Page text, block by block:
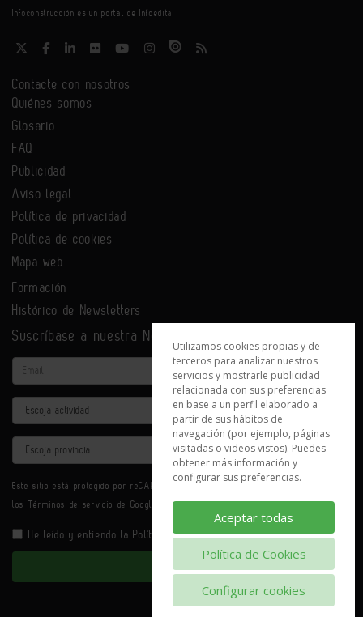
Infoconstrucción es un portal de Infoedita
Contacte con nosotros
Quiénes somos
Glosario
FAQ
Publicidad
Aviso legal
Política de privacidad
Política de cookies
Mapa web
Formación
Histórico de Newsletters
Suscríbase a nuestra Newsletter
Email
Actividad
Provincia
Este sitio está protegido por reCAPTCHA y se aplican la
los Términos de servicio de Google.
He leído y entiendo la Política de Privacidad
Enviar
Utilizamos cookies propias y de
terceros para analizar nuestros
servicios y mostrarle publicidad
relacionada con sus preferencias
en base a un perfil elaborado a
partir de sus hábitos de
navegación (por ejemplo, páginas
visitadas o videos vistos). Puedes
obtener más información y
configurar sus preferencias.
Aceptar todas
Política de Cookies
Configurar cookies